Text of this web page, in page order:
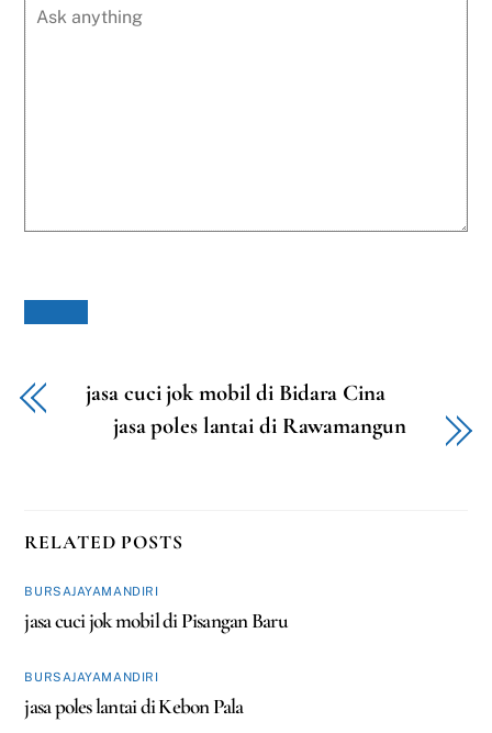
jasa cuci jok mobil di Bidara Cina
jasa poles lantai di Rawamangun
RELATED POSTS
BURSAJAYAMANDIRI
jasa cuci jok mobil di Pisangan Baru
BURSAJAYAMANDIRI
jasa poles lantai di Kebon Pala